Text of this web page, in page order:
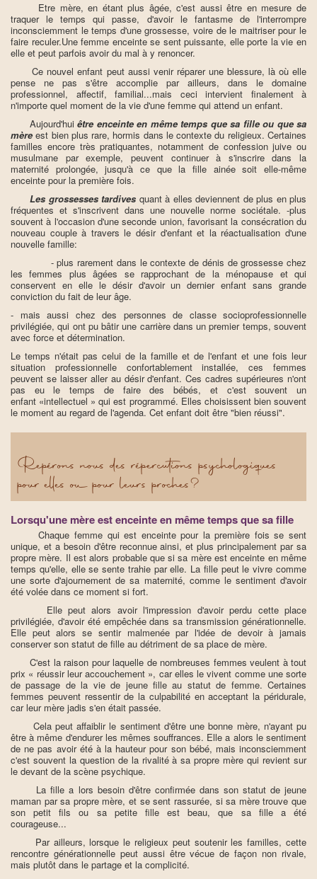
Etre mère, en étant plus âgée, c'est aussi être en mesure de
traquer le temps qui passe, d'avoir le fantasme de l'interrompre
inconsciemment le temps d'une grossesse, voire de le maitriser pour le
faire reculer.Une femme enceinte se sent puissante, elle porte la vie en
elle et peut parfois avoir du mal à y renoncer.
Ce nouvel enfant peut aussi venir réparer une blessure, là où elle
pense ne pas s'être accomplie par ailleurs, dans le domaine
professionnel, affectif, familial...mais ceci intervient finalement à
n'importe quel moment de la vie d'une femme qui attend un enfant.
Aujourd'huiêtre enceinte en même temps que sa fille ou que sa
mèreest bien plus rare, hormis dans le contexte du religieux. Certaines
familles encore très pratiquantes, notamment de confession juive ou
musulmane par exemple, peuvent continuer à s'inscrire dans la
maternité prolongée, jusqu'à ce que la fille ainée soit elle-même
enceinte pour la première fois.
Les grossesses tardives quant à elles deviennent de plus en plus
fréquentes et s'inscrivent dans une nouvelle norme sociétale. -plus
souvent à l'occasion d'une seconde union, favorisant la consécration du
nouveau couple à travers le désir d'enfant et la réactualisation d'une
nouvelle famille:
- plus rarement dans le contexte de dénis de grossesse chez
les femmes plus âgées se rapprochant de la ménopause et qui
conservent en elle le désir d'avoir un dernier enfant sans grande
conviction du fait de leur âge.
- mais aussi chez des personnes de classe socioprofessionnelle
privilégiée, qui ont pu bâtir une carrière dans un premier temps, souvent
avec force et détermination.
Le temps n'était pas celui de la famille et de l'enfant et une fois leur
situation professionnelle confortablement installée, ces femmes
peuvent se laisser aller au désir d'enfant. Ces cadres supérieures n'ont
pas eu le temps de faire des bébés, et c'est souvent un
enfant «intellectuel » qui est programmé. Elles choisissent bien souvent
le moment au regard de l'agenda. Cet enfant doit être "bien réussi".
Repérons nous des répercutions psychologiques
pour elles ou pour leurs proches?
Lorsqu'une mère est enceinte en même temps que sa fille
Chaque femme qui est enceinte pour la première fois se sent
unique, et a besoin d'être reconnue ainsi, et plus principalement par sa
propre mère. Il est alors probable que si sa mère est enceinte en même
temps qu'elle, elle se sente trahie par elle. La fille peut le vivre comme
une sorte d'ajournement de sa maternité, comme le sentiment d'avoir
été volée dans ce moment si fort.
Elle peut alors avoir l'impression d'avoir perdu cette place
privilégiée, d'avoir été empêchée dans sa transmission générationnelle.
Elle peut alors se sentir malmenée par l'idée de devoir à jamais
conserver son statut de fille au détriment de sa place de mère.
C'est la raison pour laquelle de nombreuses femmes veulent à tout
prix « réussir leur accouchement », car elles le vivent comme une sorte
de passage de la vie de jeune fille au statut de femme. Certaines
femmes peuvent ressentir de la culpabilité en acceptant la péridurale,
car leur mère jadis s'en était passée.
Cela peut affaiblir le sentiment d'être une bonne mère, n'ayant pu
être à même d'endurer les mêmes souffrances. Elle a alors le sentiment
de ne pas avoir été à la hauteur pour son bébé, mais inconsciemment
c'est souvent la question de la rivalité à sa propre mère qui revient sur
le devant de la scène psychique.
La fille a lors besoin d'être confirmée dans son statut de jeune
maman par sa propre mère, et se sent rassurée, si sa mère trouve que
son petit fils ou sa petite fille est beau, que sa fille a été
courageuse...
Par ailleurs, lorsque le religieux peut soutenir les familles, cette
rencontre générationnelle peut aussi être vécue de façon non rivale,
mais plutôt dans le partage et la complicité.